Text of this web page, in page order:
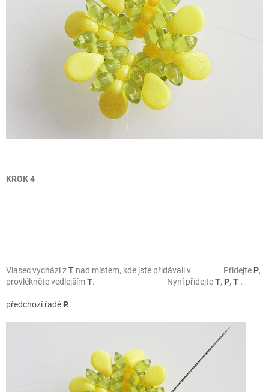
KROK 4
Vlasec vychází zT nad místem, kde jste přidávali v Přidejte P,
provlékněte vedlejšímT. Nyní přidejteT, P, T .
předchozí řadě P.